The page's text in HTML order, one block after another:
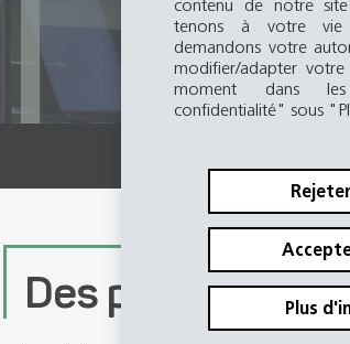
contenu de notre
tenons à votre vie
demandons votre
modifier/adapter
moment dans
confidentialité" sous
Plus
Des passages